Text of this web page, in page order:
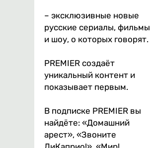
– эксклюзивные новые
русские сериалы, фильмы
и шоу, о которых говорят.
PREMIER создаёт
уникальный контент и
показывает первым.
В подписке PREMIER вы
найдёте: «Домашний
арест», «Звоните